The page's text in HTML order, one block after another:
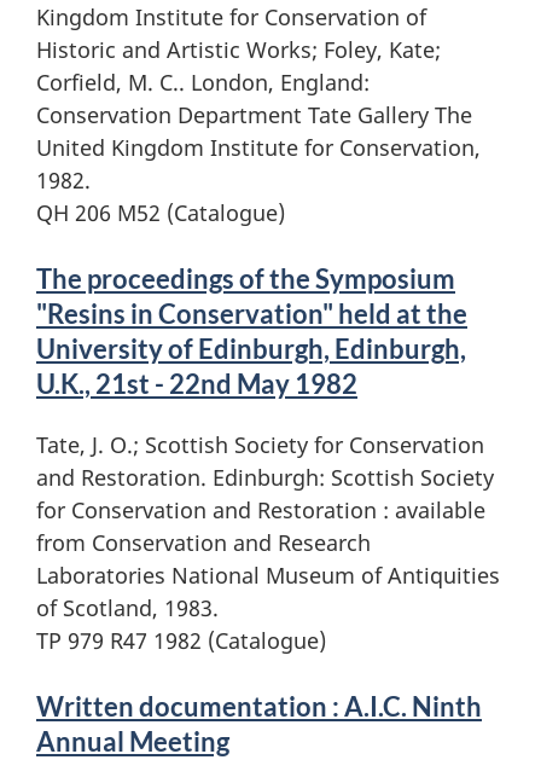
Kingdom Institute for Conservation of
Historic and Artistic Works; Foley, Kate;
Corfield, M. C.. London, England:
Conservation Department Tate Gallery The
United Kingdom Institute for Conservation,
1982.
QH 206 M52 (Catalogue)
The proceedings of the Symposium
"Resins in Conservation" held at the
University of Edinburgh, Edinburgh,
U.K., 21st - 22nd May 1982
Tate, J. O.; Scottish Society for Conservation
and Restoration. Edinburgh: Scottish Society
for Conservation and Restoration : available
from Conservation and Research
Laboratories National Museum of Antiquities
of Scotland, 1983.
TP 979 R47 1982 (Catalogue)
Written documentation : A.I.C. Ninth
Annual Meeting